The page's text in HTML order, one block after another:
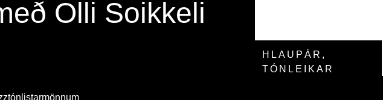
Olli Soikkeli
HLAUPÁR ,
TÓNLEIKAR